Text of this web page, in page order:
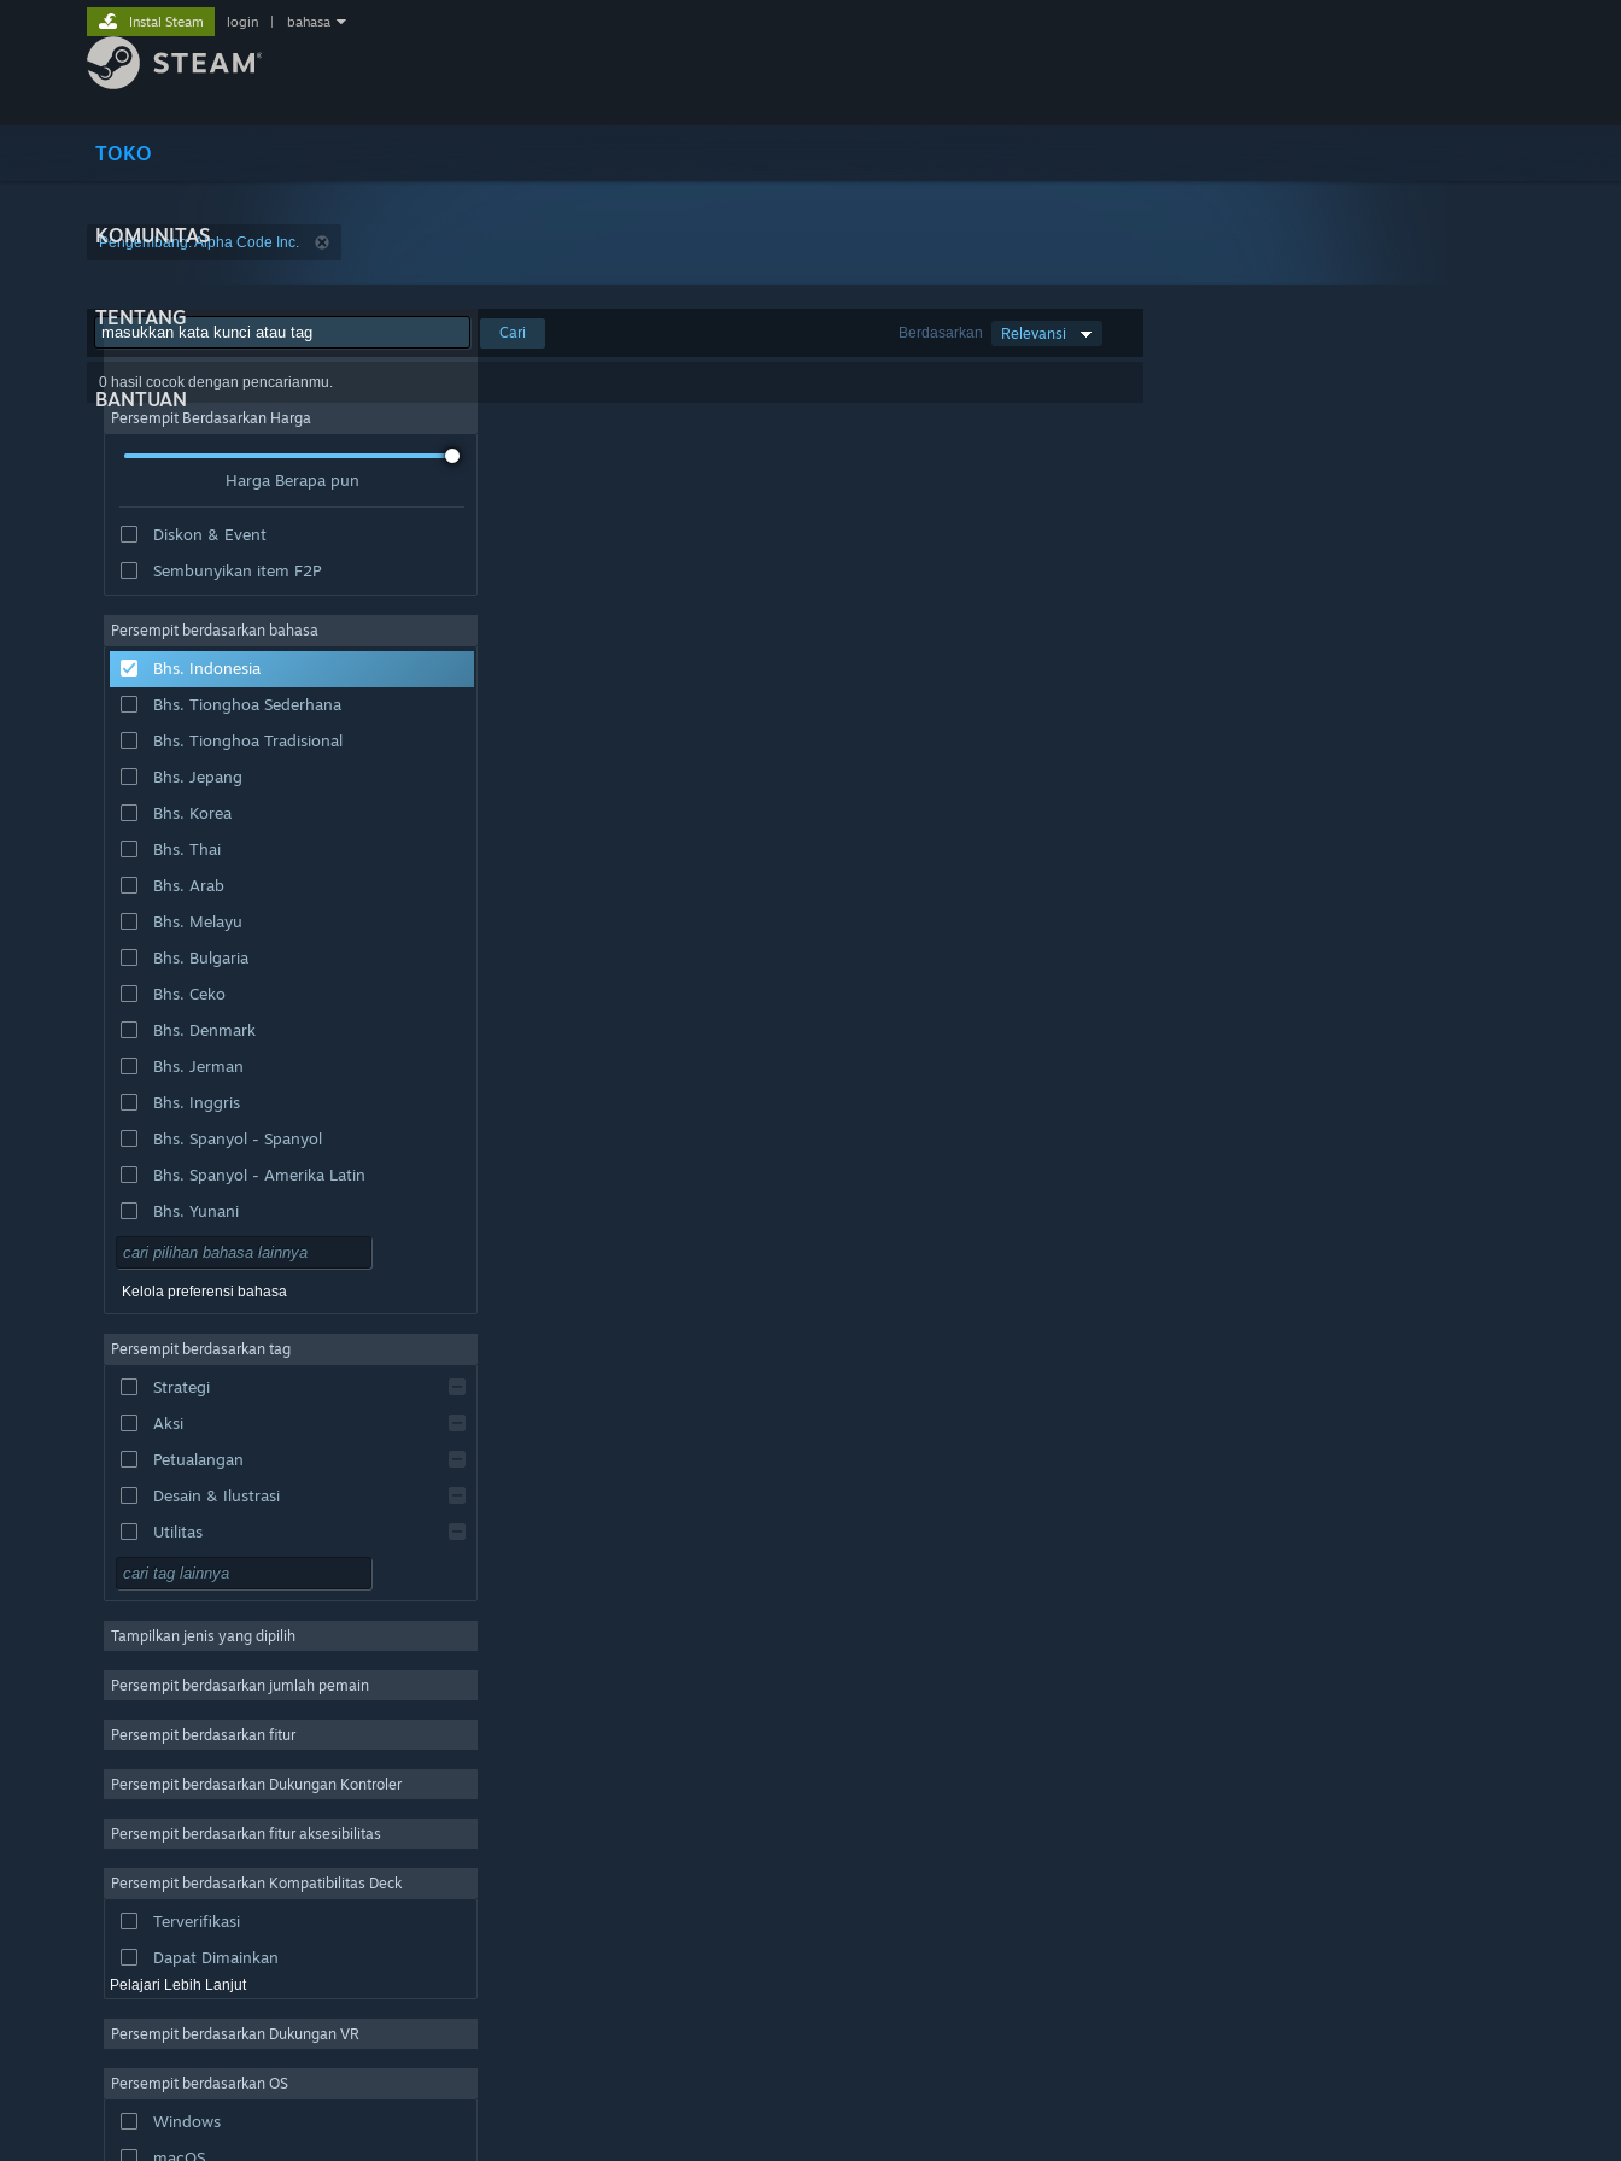
TOKO
KOMUNITAS
TENTANG
BANTUAN
Instal Steam login bahasa
Pengembang: Alpha Code Inc.
Berdasarkan Relevansi
Cari
0 hasil cocok dengan pencarianmu.
Persempit Berdasarkan Harga
Harga Berapa pun
Diskon & Event
Sembunyikan item F2P
Persempit berdasarkan bahasa
Bhs. Indonesia
Bhs. Tionghoa Sederhana
Bhs. Tionghoa Tradisional
Bhs. Jepang
Bhs. Korea
Bhs. Thai
Bhs. Arab
Bhs. Melayu
Bhs. Bulgaria
Bhs. Ceko
Bhs. Denmark
Bhs. Jerman
Bhs. Inggris
Bhs. Spanyol - Spanyol
Bhs. Spanyol - Amerika Latin
Bhs. Yunani
Kelola preferensi bahasa
Persempit berdasarkan tag
Strategi
Aksi
Petualangan
Desain & Ilustrasi
Utilitas
F2P
MMO
Indie
Kasual
Simulasi
Produksi Video
Pengeditan Foto
Tampilkan jenis yang dipilih
Persempit berdasarkan jumlah pemain
Persempit berdasarkan fitur
Persempit berdasarkan Dukungan Kontroler
Persempit berdasarkan fitur aksesibilitas
Persempit berdasarkan Kompatibilitas Deck
Terverifikasi
Dapat Dimainkan
Pelajari Lebih Lanjut
Persempit berdasarkan Dukungan VR
Persempit berdasarkan OS
Windows